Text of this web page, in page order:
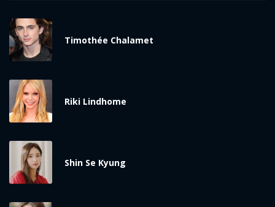
Timothée Chalamet
Riki Lindhome
Shin Se Kyung